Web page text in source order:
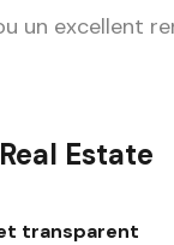
un excellent
Estate
transparent